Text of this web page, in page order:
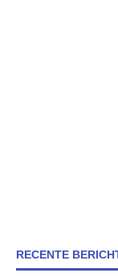
RECENTE